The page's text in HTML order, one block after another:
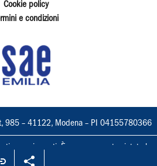
Cookie policy
e condizioni
985 – 41122, Modena – PI 04155780366
sono riservati. È espressamente vietata la
mezzo e l'adattamento totale o parziale.